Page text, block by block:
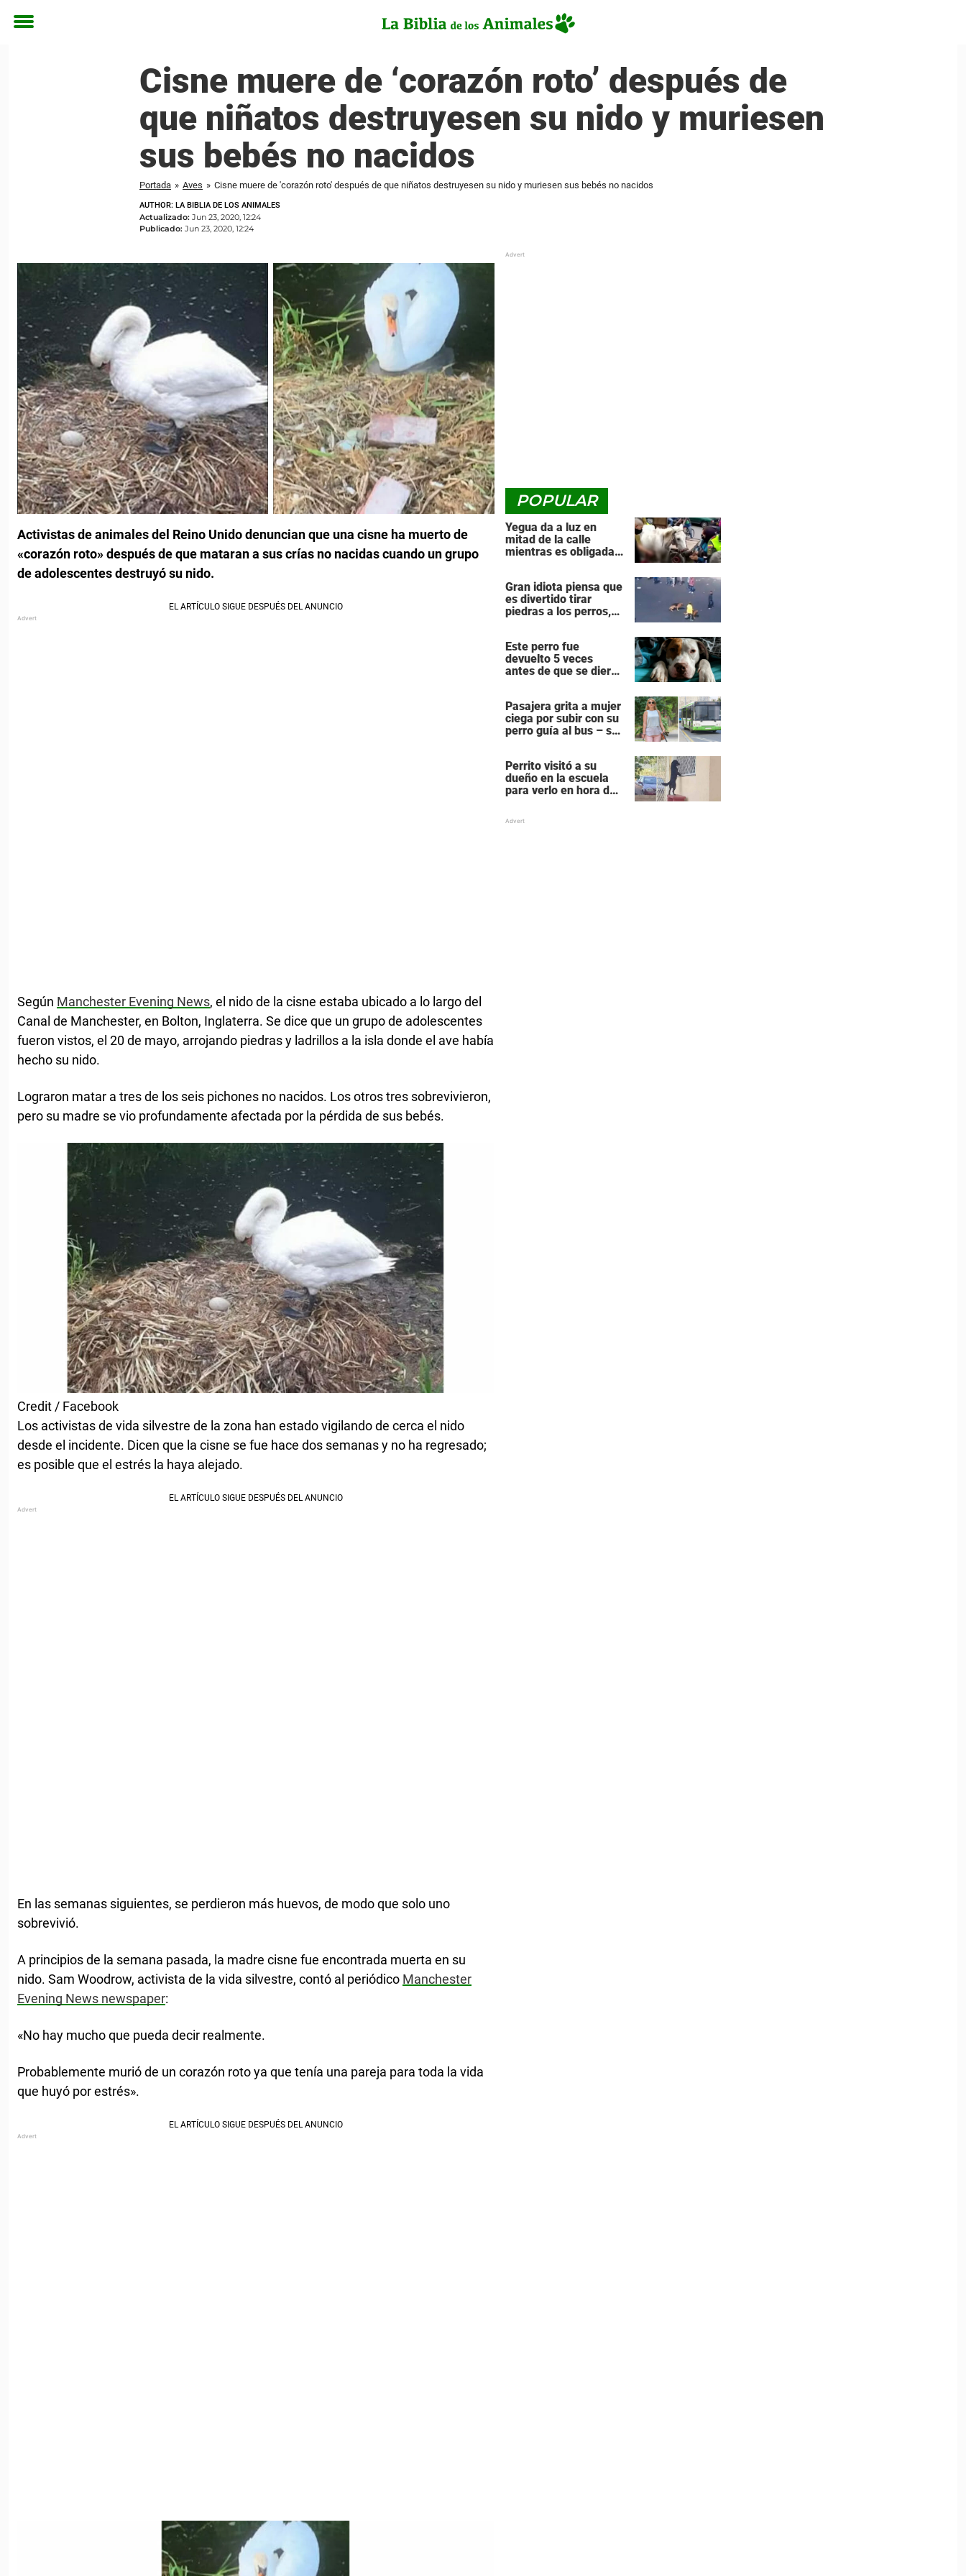
Toggle
Cisne muere de ‘corazón roto’ después de
que niñatos destruyesen su nido y muriesen
sus bebés no nacidos
Portada » Aves » Cisne muere de 'corazón roto' después de que niñatos destruyesen su nido y muriesen sus bebés no nacidos
AUTHOR: LA BIBLIA DE LOS ANIMALES
Actualizado: Jun 23, 2020, 12:24
Publicado: Jun 23, 2020, 12:24
Activistas de animales del Reino Unido denuncian que una cisne ha muerto de
«corazón roto» después de que mataran a sus crías no nacidas cuando un grupo
de adolescentes destruyó su nido.
Según Manchester Evening News, el nido de la cisne estaba ubicado a lo largo del
Canal de Manchester, en Bolton, Inglaterra. Se dice que un grupo de adolescentes
fueron vistos, el 20 de mayo, arrojando piedras y ladrillos a la isla donde el ave había
hecho su nido.
Lograron matar a tres de los seis pichones no nacidos. Los otros tres sobrevivieron,
pero su madre se vio profundamente afectada por la pérdida de sus bebés.
Credit / Facebook
Los activistas de vida silvestre de la zona han estado vigilando de cerca el nido
desde el incidente. Dicen que la cisne se fue hace dos semanas y no ha regresado;
es posible que el estrés la haya alejado.
En las semanas siguientes, se perdieron más huevos, de modo que solo uno
sobrevivió.
A principios de la semana pasada, la madre cisne fue encontrada muerta en su
nido. Sam Woodrow, activista de la vida silvestre, contó al periódico Manchester
Evening News newspaper:
«No hay mucho que pueda decir realmente.
Probablemente murió de un corazón roto ya que tenía una pareja para toda la vida
que huyó por estrés».
POPULAR
Yegua da a luz en
mitad de la calle
mientras es obligada a
Gran idiota piensa que
es divertido tirar
piedras a los perros,
fuerza
Este perro fue
devuelto 5 veces
antes de que se dieran
Pasajera grita a mujer
ciega por subir con su
perro guía al bus – se
Perrito visitó a su
dueño en la escuela
para verlo en hora de